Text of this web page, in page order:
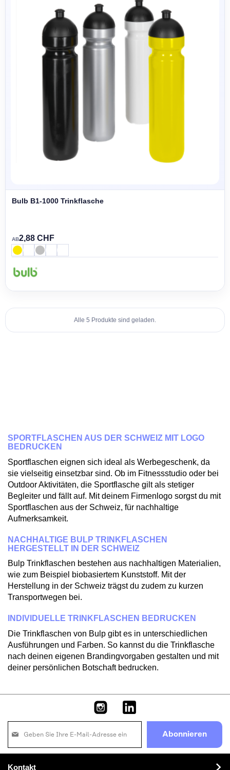
Bulb B1-1000 Trinkflasche
AB2,88 CHF
Alle 5 Produkte sind geladen.
SPORTFLASCHEN AUS DER SCHWEIZ MIT LOGO
BEDRUCKEN
Sportflaschen eignen sich ideal als Werbegeschenk, da
sie vielseitig einsetzbar sind. Ob im Fitnessstudio oder bei
Outdoor Aktivitäten, die Sportflasche gilt als stetiger
Begleiter und fällt auf. Mit deinem Firmenlogo sorgst du mit
Sportflaschen aus der Schweiz, für nachhaltige
Aufmerksamkeit.
NACHHALTIGE BULP TRINKFLASCHEN
HERGESTELLT IN DER SCHWEIZ
Bulp Trinkflaschen bestehen aus nachhaltigen Materialien,
wie zum Beispiel biobasiertem Kunststoff. Mit der
Herstellung in der Schweiz trägst du zudem zu kurzen
Transportwegen bei.
INDIVIDUELLE TRINKFLASCHEN BEDRUCKEN
Die Trinkflaschen von Bulp gibt es in unterschiedlichen
Ausführungen und Farben. So kannst du die Trinkflasche
nach deinen eigenen Brandingvorgaben gestalten und mit
deiner persönlichen Botschaft bedrucken.
Sie
sich
Abonnieren
Kontakt